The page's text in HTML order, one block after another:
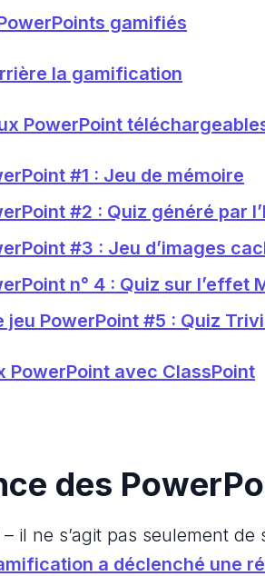
gamifiés
la gamification
PowerPoint
#1 : Jeu de mémoire
#2 : Quiz généré par
#3 : Jeu d’images
n° 4 : Quiz sur l’effet
jeu PowerPoint #5 : Quiz
PowerPoint avec ClassPoint
des
il ne s’agit pas seulement de
a déclenché une